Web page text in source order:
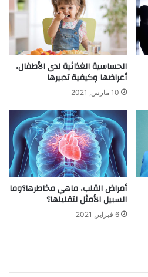
الحساسية الغذائية لدى الأطفال،
أعراضها وكيفية تدبيرها
10 مارس, 2021
أمراض القلب، ماهي مخاطرها؟وما
السبيل الأمثل لتقليلها؟
6 فبراير, 2021